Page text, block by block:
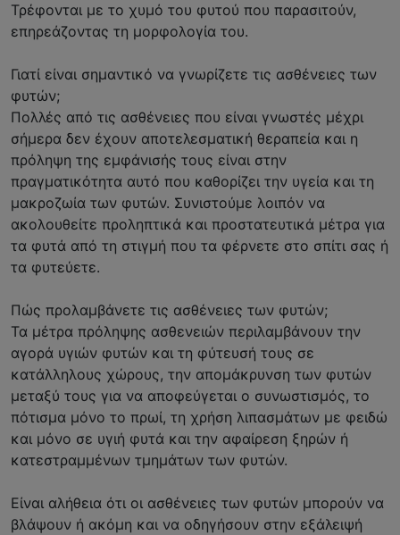
Τρέφονται με το χυμό του φυτού που παρασιτούν,
επηρεάζοντας τη μορφολογία του.
Γιατί είναι σημαντικό να γνωρίζετε τις ασθένειες των
φυτών;
Πολλές από τις ασθένειες που είναι γνωστές μέχρι
σήμερα δεν έχουν αποτελεσματική θεραπεία και η
πρόληψη της εμφάνισής τους είναι στην
πραγματικότητα αυτό που καθορίζει την υγεία και τη
μακροζωία των φυτών. Συνιστούμε λοιπόν να
ακολουθείτε προληπτικά και προστατευτικά μέτρα για
τα φυτά από τη στιγμή που τα φέρνετε στο σπίτι σας ή
τα φυτεύετε.
Πώς προλαμβάνετε τις ασθένειες των φυτών;
Τα μέτρα πρόληψης ασθενειών περιλαμβάνουν την
αγορά υγιών φυτών και τη φύτευσή τους σε
κατάλληλους χώρους, την απομάκρυνση των φυτών
μεταξύ τους για να αποφεύγεται ο συνωστισμός, το
πότισμα μόνο το πρωί, τη χρήση λιπασμάτων με φειδώ
και μόνο σε υγιή φυτά και την αφαίρεση ξηρών ή
κατεστραμμένων τμημάτων των φυτών.
Είναι αλήθεια ότι οι ασθένειες των φυτών μπορούν να
βλάψουν ή ακόμη και να οδηγήσουν στην εξάλειψή